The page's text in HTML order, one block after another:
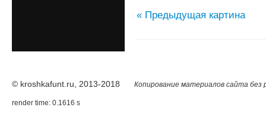
« Предыдущая картина
© kroshkafunt.ru, 2013-2018 Копирование материалов сайта без
render time: 0.1616 s